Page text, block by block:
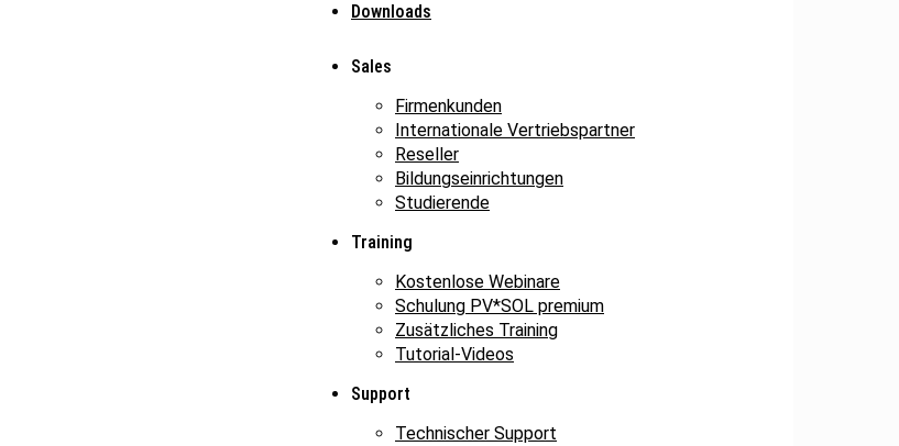
Downloads
Sales
Firmenkunden
Internationale Vertriebspartner
Reseller
Bildungseinrichtungen
Studierende
Training
Kostenlose Webinare
Schulung PV*SOL premium
Zusätzliches Training
Tutorial-Videos
Support
Technischer Support